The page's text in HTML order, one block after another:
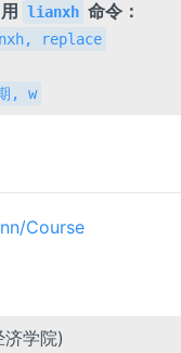
lianxh 命令：
replace
, w
Course
学院)